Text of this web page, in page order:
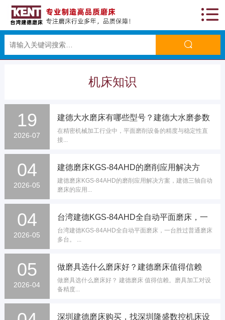
机床知识
19
2026-07
建德大水磨床有哪些型号？建德大水磨参数
介绍
在精密机械加工行业中，平面磨削设备的精度与稳定性直
接...
04
2026-05
建德磨床KGS-84AHD的磨削应用解决方
案，建德三轴自动磨床的应用
建德磨床KGS-84AHD的磨削应用解决方案，建德三轴自动
磨床的应用...
04
2026-05
台湾建德KGS-84AHD全自动平面磨床，一
台胜过普通磨床多台。
台湾建德KGS-84AHD全自动平面磨床，一台胜过普通磨床
05
2026-04
做磨具选什么磨床好？建德磨床值得信赖
做磨具选什么磨床好？ 建德磨床 值得信赖。磨具加工对设
备精度...
深圳建德磨床购买，找深圳隆盛数控机床设